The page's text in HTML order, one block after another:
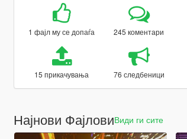
1 фајл му се допаѓа 245 коментари
15 прикачувања 76 следбеници
Најнови ФајловиВиди ги сите